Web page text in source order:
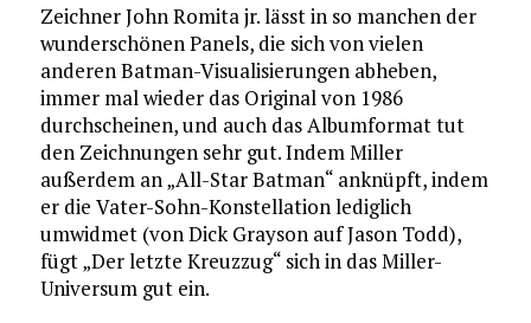
Zeichner John Romita jr. lässt in so manchen der
wunderschönen Panels, die sich von vielen
anderen Batman-Visualisierungen abheben,
immer mal wieder das Original von 1986
durchscheinen, und auch das Albumformat tut
den Zeichnungen sehr gut. Indem Miller
außerdem an „All-Star Batman“ anknüpft, indem
er die Vater-Sohn-Konstellation lediglich
umwidmet (von Dick Grayson auf Jason Todd),
fügt „Der letzte Kreuzzug“ sich in das Miller-
Universum gut ein.